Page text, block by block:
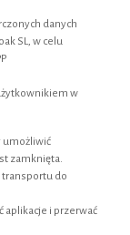
danych
SL, w celu
w
umożliwić
zamknięta.
transportu do
aplikacje i przerwać